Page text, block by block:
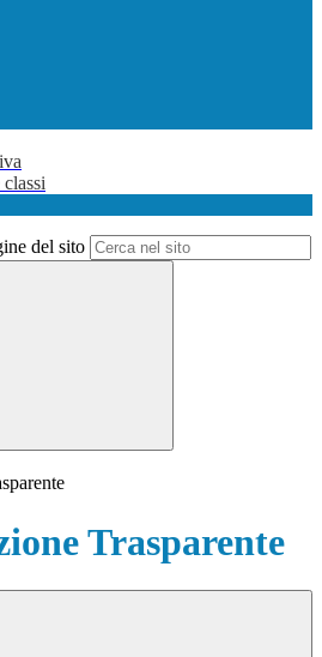
del sito
Trasparente